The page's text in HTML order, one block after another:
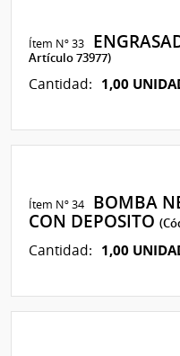
Ítem Nº 33
Artículo 73977)
Cantidad: 1,00
Ítem Nº 34
BOMBA
CON DEPOSITO
Cantidad: 1,00